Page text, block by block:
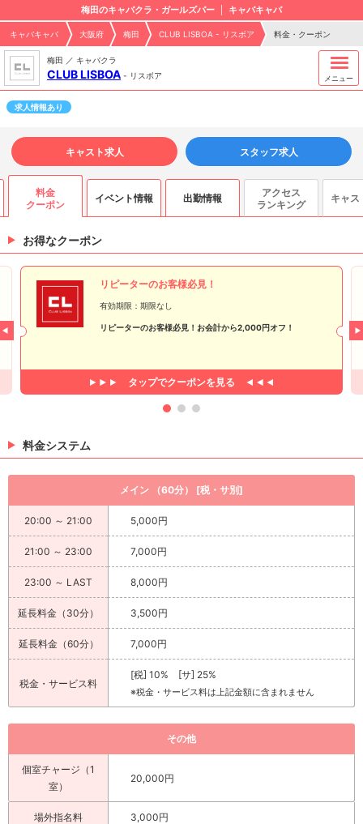
梅田のキャバクラ・ガールズバー キャバキャバ
キャバキャバ 大阪府 梅田 CLUB LISBOA - リスボア 料金・クーポン
梅田 ／ キャバクラ
CLUB LISBOA - リスボア メニュー
求人情報あり
キャスト求人 スタッフ求人
料金
クーポン
イベント情報 出勤情報
アクセス
ランキング
キャス
お得なクーポン
リピーターのお客様必見！
有効期限：期限なし
リピーターのお客様必見！お会計から2,000円オフ！
タップでクーポンを見る
料金システム
メイン （60分） [税・サ別]
20:00 ～ 21:00 5,000円
21:00 ～ 23:00 7,000円
23:00 ～ LAST 8,000円
延長料金（30分） 3,500円
延長料金（60分） 7,000円
税金・サービス料
[税] 10% [サ] 25%
※税金・サービス料は上記金額に含まれません
その他
個室チャージ（1
室）
20,000円
場外指名料 3,000円